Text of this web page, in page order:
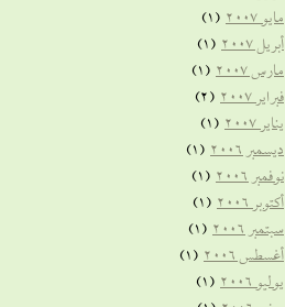
مايو 2007 (1)
أبريل 2007 (1)
مارس 2007 (1)
فبراير 2007 (2)
يناير 2007 (1)
ديسمبر 2006 (1)
نوفمبر 2006 (1)
أكتوبر 2006 (1)
سبتمبر 2006 (1)
أغسطس 2006 (1)
يوليو 2006 (1)